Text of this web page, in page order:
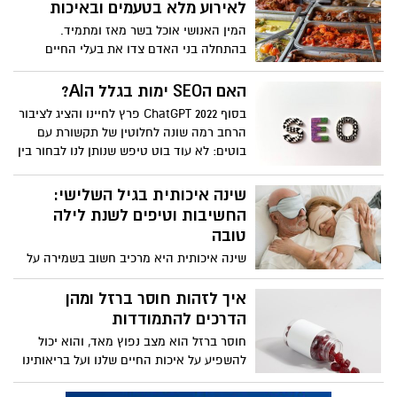
לאירוע מלא בטעמים ובאיכות
המין האנושי אוכל בשר מאז ומתמיד.
בהתחלה בני האדם צדו את בעלי החיים
שאכלו, אחרי המהפכה החקלאית אבות
אבותינו התחילו לביית בעלי חיים שונים כדי
התעשייתי, תעשיות המזון מהחי מספקות לכל
אחד ואחת שפע מוצרי בשר מלאים בטעמים
ובאיכות. בהתאם גם רוב מוחלט של האירועים
מתבססים על בשר, והציפייה מחברת קייטרינג
היא לאהוב בשר, להבין בבשר ולהציע מבחר
מאכלים בשריים.
האם הSEO ימות בגלל הAI?
בסוף 2022 ChatGPT פרץ לחיינו והציג לציבור
הרחב רמה שונה לחלוטין של תקשורת עם
בוטים: לא עוד בוט טיפש שנותן לנו לבחור בין
אנושי, אלא אחד שממש אפשר לדבר אתו.
שינה איכותית בגיל השלישי:
החשיבות וטיפים לשנת לילה
טובה
שינה איכותית היא מרכיב חשוב בשמירה על
הבריאות הפיזית והנפשית בכל גיל, אך היא
מקבלת חשיבות מיוחדת בגיל השלישי. ככל
שמתבגרים, ייתכן שתשימו לב שהשינה הופכת
מגוון סימפטומים בריאותיים ונפשיים.
איך לזהות חוסר ברזל ומהן
הדרכים להתמודדות
חוסר ברזל הוא מצב נפוץ מאד, והוא יכול
להשפיע על איכות החיים שלנו ועל בריאותינו
באופן משמעותי. המחסור הזה יכול לבוא לידי